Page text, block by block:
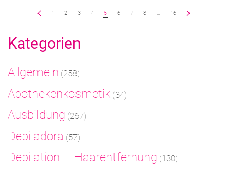
1 2 3 4 5 6 7 8 … 16
Kategorien
Allgemein (258)
Apothekenkosmetik (34)
Ausbildung (267)
Depiladora (57)
Depilation – Haarentfernung (130)